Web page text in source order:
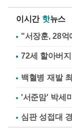
이시간 핫뉴스
"서장훈, 28억
백혈병 재발
'서준맘' 박세
심판 성접대